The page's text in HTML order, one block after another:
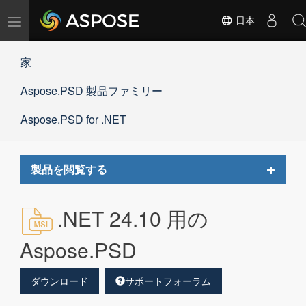
ナ
ー
ョ
の
日本
家
Aspose.PSD 製品ファミリー
Aspose.PSD for .NET
製品を閲覧する
Toggle
.NET 24.10 用の
Aspose.PSD
ダウンロード サポートフォーラム